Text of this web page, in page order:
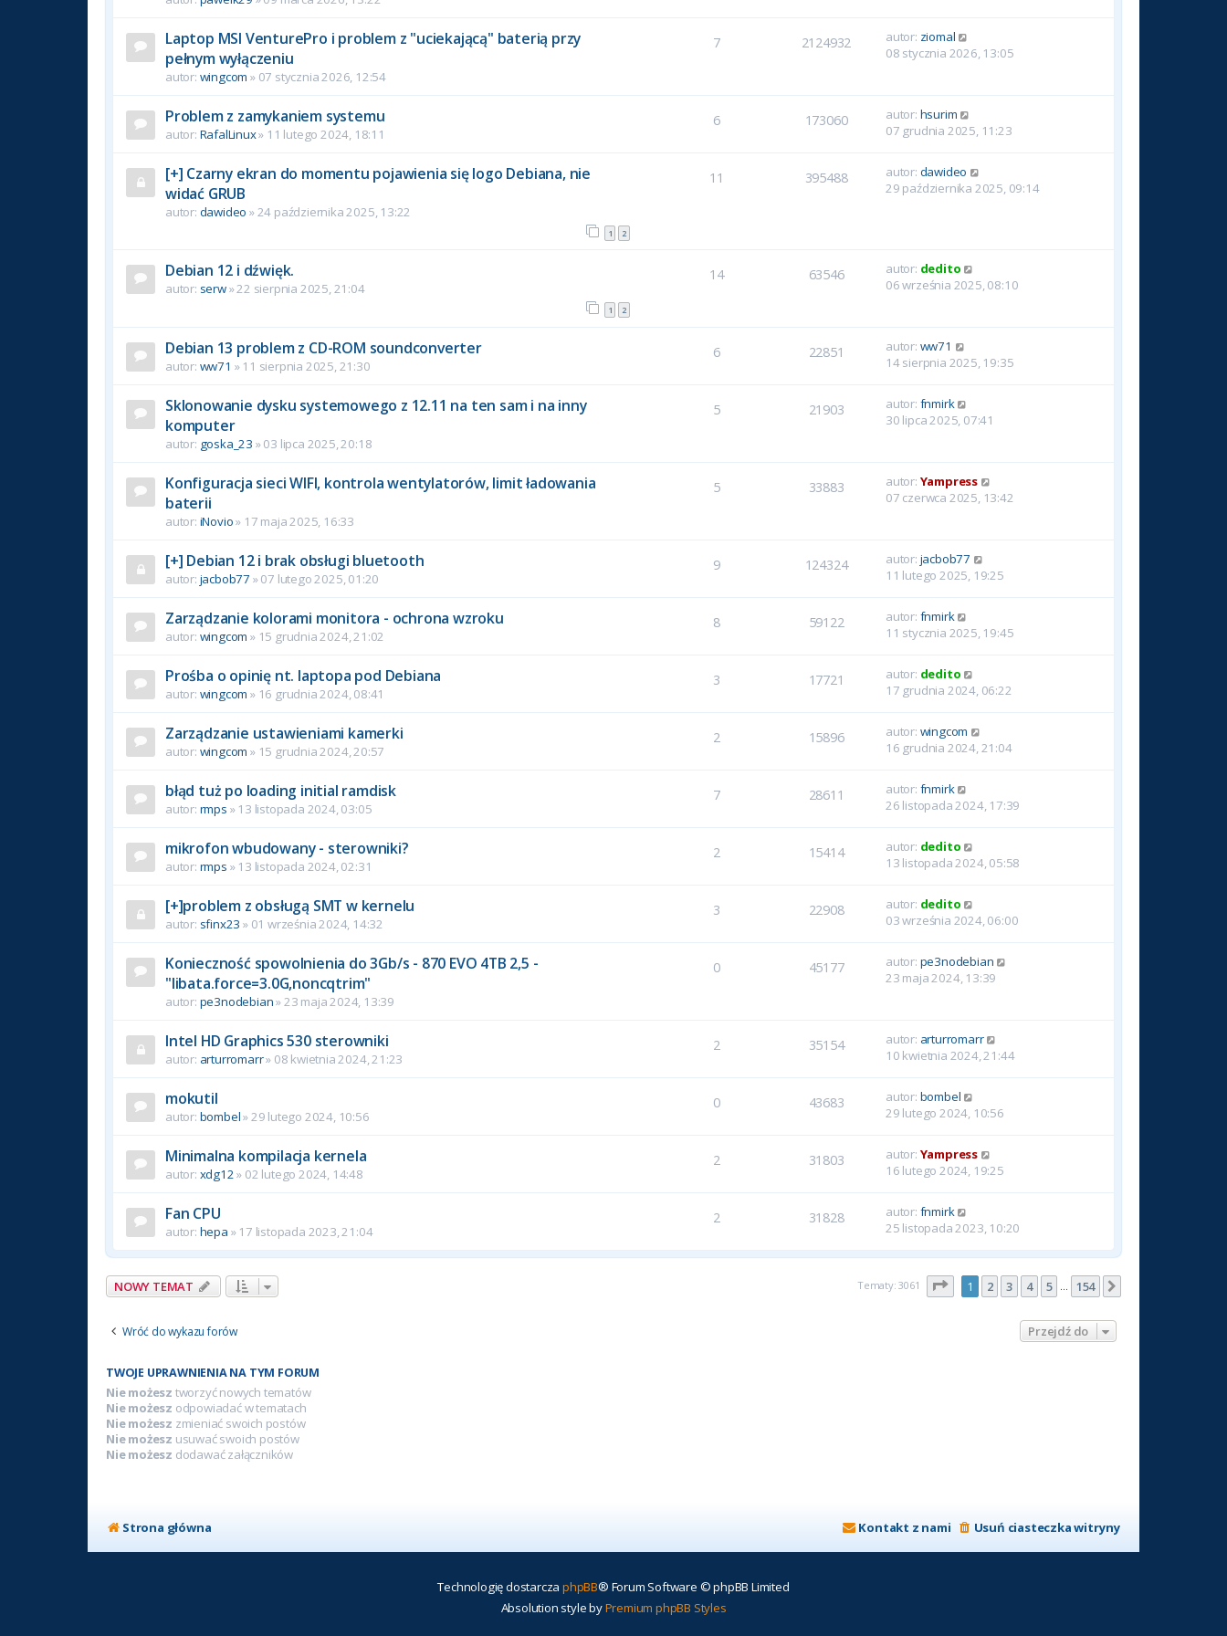
Laptop MSI VenturePro i problem z "uciekającą" baterią przy
pełnym wyłączeniu
autor: wingcom » 07 stycznia 2026, 12:54
7 2124932 autor: ziomal
08 stycznia 2026, 13:05
Problem z zamykaniem systemu
autor: RafalLinux» 11 lutego 2024, 18:11
6 173060 autor: hsurim
07 grudnia 2025, 11:23
[+] Czarny ekran do momentu pojawienia się logo Debiana, nie
widać GRUB
autor: dawideo » 24 października 2025, 13:22
1 2
11 395488 autor: dawideo
29 października 2025, 09:14
Debian 12 i dźwięk.
autor: serw» 22 sierpnia 2025, 21:04
1 2
14 63546 autor: dedito
06 września 2025, 08:10
Debian 13 problem z CD-ROM soundconverter
autor: ww71 » 11 sierpnia 2025, 21:30
6 22851 autor: ww71
14 sierpnia 2025, 19:35
Sklonowanie dysku systemowego z 12.11 na ten sam i na inny
komputer
autor: goska_23 » 03 lipca 2025, 20:18
5 21903 autor: fnmirk
30 lipca 2025, 07:41
Konfiguracja sieci WIFI, kontrola wentylatorów, limit ładowania
baterii
autor: iNovio» 17 maja 2025, 16:33
5 33883 autor: Yampress
07 czerwca 2025, 13:42
[+] Debian 12 i brak obsługi bluetooth
autor: jacbob77 » 07 lutego 2025, 01:20
9 124324 autor: jacbob77
11 lutego 2025, 19:25
Zarządzanie kolorami monitora - ochrona wzroku
autor: wingcom » 15 grudnia 2024, 21:02
8 59122 autor: fnmirk
11 stycznia 2025, 19:45
Prośba o opinię nt. laptopa pod Debiana
autor: wingcom » 16 grudnia 2024, 08:41
3 17721 autor: dedito
17 grudnia 2024, 06:22
Zarządzanie ustawieniami kamerki
autor: wingcom » 15 grudnia 2024, 20:57
2 15896 autor: wingcom
16 grudnia 2024, 21:04
błąd tuż po loading initial ramdisk
autor: rmps » 13 listopada 2024, 03:05
7 28611 autor: fnmirk
26 listopada 2024, 17:39
mikrofon wbudowany - sterowniki?
autor: rmps » 13 listopada 2024, 02:31
2 15414 autor: dedito
13 listopada 2024, 05:58
[+]problem z obsługą SMT w kernelu
autor: sfinx23 » 01 września 2024, 14:32
3 22908 autor: dedito
03 września 2024, 06:00
Konieczność spowolnienia do 3Gb/s - 870 EVO 4TB 2,5 -
"libata.force=3.0G,noncqtrim"
autor: pe3nodebian» 23 maja 2024, 13:39
0 45177 autor: pe3nodebian
23 maja 2024, 13:39
Intel HD Graphics 530 sterowniki
autor: arturromarr» 08 kwietnia 2024, 21:23
2 35154 autor: arturromarr
10 kwietnia 2024, 21:44
mokutil
autor: bombel» 29 lutego 2024, 10:56
0 43683 autor: bombel
29 lutego 2024, 10:56
Minimalna kompilacja kernela
autor: xdg12» 02 lutego 2024, 14:48
2 31803 autor: Yampress
16 lutego 2024, 19:25
Fan CPU
autor: hepa » 17 listopada 2023, 21:04
2 31828 autor: fnmirk
25 listopada 2023, 10:20
NOWY TEMAT Tematy: 3061 Strona1 z154
1 2 3 4 5 … 154
Wróć do wykazu forów Przejdź do
TWOJE UPRAWNIENIA NA TYM FORUM
Nie możesz tworzyć nowych tematów
Nie możesz odpowiadać w tematach
Nie możesz zmieniać swoich postów
Nie możesz usuwać swoich postów
Nie możesz dodawać załączników
Strona główna Usuń ciasteczka witryny
Kontakt z nami
Technologię dostarcza phpBB® Forum Software © phpBB Limited
Absolution style byPremium phpBB Styles